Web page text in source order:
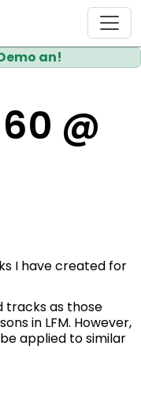
an!
@
I have created for
tracks as those
in LFM. However,
applied to similar